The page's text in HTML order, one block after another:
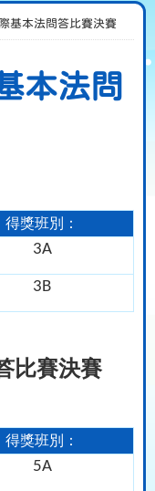
基本法問答比賽決賽
本法問
得獎班別：
3A
3B
比賽決賽
得獎班別：
5A